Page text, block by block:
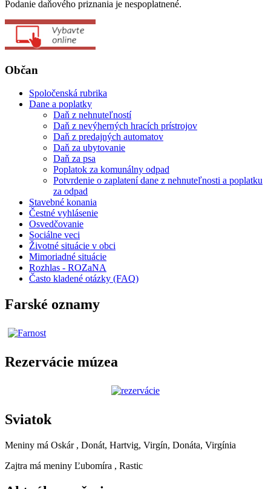
Podanie daňového priznania je nespoplatnené.
Občan
Spoločenská rubrika
Dane a poplatky
Daň z nehnuteľností
Daň z nevýherných hracích prístrojov
Daň z predajných automatov
Daň za ubytovanie
Daň za psa
Poplatok za komunálny odpad
Potvrdenie o zaplatení dane z nehnuteľnosti a poplatku
za odpad
Stavebné konania
Čestné vyhlásenie
Osvedčovanie
Sociálne veci
Životné situácie v obci
Mimoriadné situácie
Rozhlas - ROZaNA
Často kladené otázky (FAQ)
Farské oznamy
Rezervácie múzea
Sviatok
Meniny má Oskár , Donát, Hartvig, Virgín, Donáta, Virgínia
Zajtra má meniny Ľubomíra , Rastic